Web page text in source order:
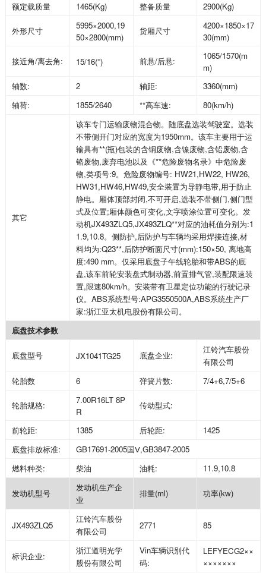
额定载质量
1465(Kg) 整备质量 2900(Kg)
外形尺寸 5995×2000,19
50×2800(mm)
货厢尺寸 4200×1850×17
30(mm)
接近角/离去角: 15/16(°) 前悬/后悬:
1065/1570(m
m)
轴数: 2 轴距:
3360(mm)
轴荷: 1855/2640 **高车速: 80(km/h)
其它
该车专门运输废物混合物。随底盘选装驾驶室。选装
不带侧开门对应的宽度为1950mm。该车主要用于运
输具有**(瓶)包装的含铜废物,含镍废物,含铅废物,含
铬废物,废弃电池以及《**危险废物名录》中危险废
物,类项号:9。危险废物编号: HW21,HW22, HW26,
HW31,HW46,HW49,安全装置为导静电带,用于防止
静电。厢体顶部封闭,不可开启,选装不带侧门,侧门型
式及位置;厢体颜色可变化,文字喷涂位置可变化。发
动机JX493ZLQ5,JX493ZLQ**对应的油耗值分别为:1
1.9,10.8。侧防护,后防护与车辆均采用焊接连接,材
料均为:Q23**,后防护断面尺寸(mm):150×50, 离地高
度:490 mm。仅采用底盘子午线轮胎和带ABS的底
盘,该车前轮安装盘式制动器,前置排气管,装配限速装
置,限速80km/h。安装带有卫星定位功能的行驶记录
仪。 ABS系统型号:APG3550500A,ABS系统生产厂
家:浙江亚太机电股份有限公司。
底盘技术参数
底盘型号 JX1041TG25 底盘企业:
江铃汽车股份
有限公司
轮胎数
6 弹簧片数: 7/4+6,7/5+6
轮胎规格:
7.00R16LT 8P
R
传动型式:
前轮距: 1385 后轮距:
1425
底盘排放标准: GB17691-2005国Ⅴ,GB3847-2005
燃料种类: 柴油 油耗: 11.9,10.8
发动机型号
发动机生产企
业
排量(ml) 功率(kw)
JX493ZLQ5
江铃汽车股份
有限公司
2771 85
标识企业:
浙江道明光学
股份有限公司
Vin车辆识别代
码:
LEFYECG2××
×××××××